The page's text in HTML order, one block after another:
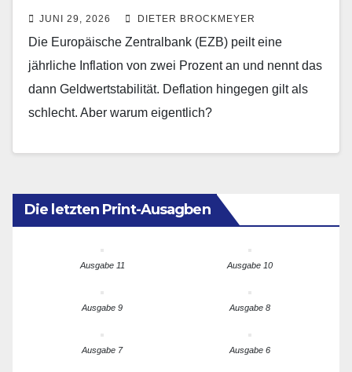
JUNI 29, 2026 DIETER BROCKMEYER
Die Europäische Zentralbank (EZB) peilt eine
jährliche Inflation von zwei Prozent an und nennt das
dann Geldwertstabilität. Deflation hingegen gilt als
schlecht. Aber warum eigentlich?
Die letzten Print-Ausagben
Ausgabe 11 Ausgabe 10
Ausgabe 9 Ausgabe 8
Ausgabe 7 Ausgabe 6